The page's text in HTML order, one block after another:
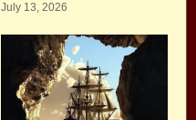
July 13, 2026